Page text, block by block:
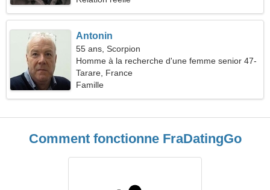
Antonin
55 ans, Scorpion
Homme à la recherche d'une femme senior 47-
50
Tarare, France
Famille
Comment fonctionne FraDatingGo